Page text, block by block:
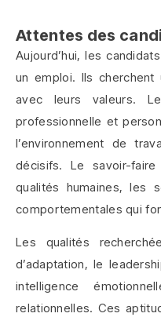
Attentes des
Aujourd’hui, les
un emploi. Ils
avec leurs valeurs.
professionnelle et
l’environnement de
décisifs. Le savoir-
qualités humaines, les
comportementales qui
Les qualités
d’adaptation, le
intelligence
relationnelles. Ces